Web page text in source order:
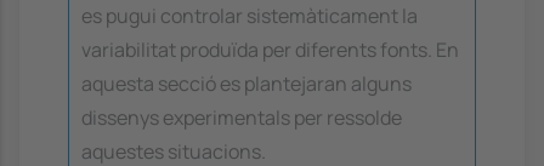
es pugui controlar sistemàticament la
variabilitat produïda per diferents fonts. En
aquesta secció es plantejaran alguns
dissenys experimentals per ressolde
aquestes situacions.